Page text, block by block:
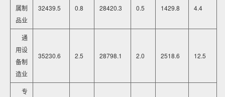
属制
品业
32439.5 0.8 28420.3 0.5 1429.8 4.4
通
用设
备制
造业
35230.6 2.5 28798.1 2.0 2518.6 12.5
专